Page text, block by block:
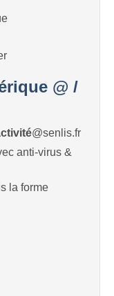
@ /
@senlis.fr
anti-virus &
la forme